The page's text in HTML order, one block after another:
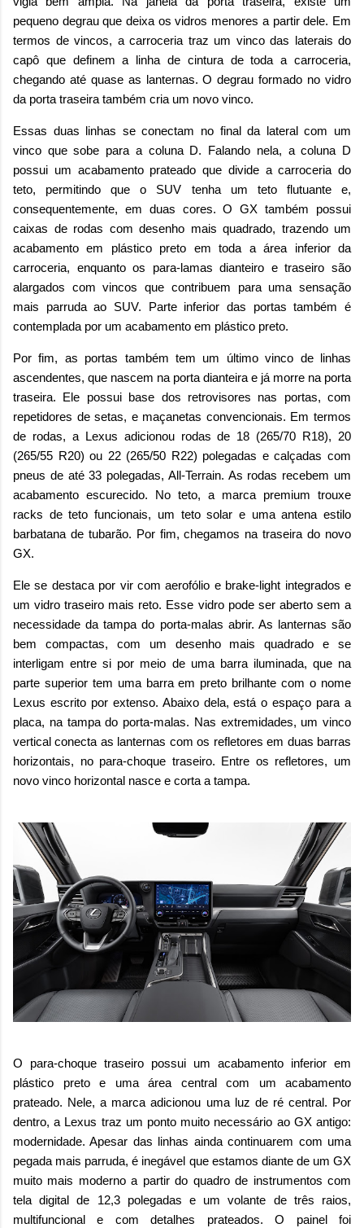
pequeno degrau que deixa os vidros menores a partir dele. Em
termos de vincos, a carroceria traz um vinco das laterais do
capô que definem a linha de cintura de toda a carroceria,
chegando até quase as lanternas. O degrau formado no vidro
da porta traseira também cria um novo vinco.
Essas duas linhas se conectam no final da lateral com um
vinco que sobe para a coluna D. Falando nela, a coluna D
possui um acabamento prateado que divide a carroceria do
teto, permitindo que o SUV tenha um teto flutuante e,
consequentemente, em duas cores. O GX também possui
caixas de rodas com desenho mais quadrado, trazendo um
acabamento em plástico preto em toda a área inferior da
carroceria, enquanto os para-lamas dianteiro e traseiro são
alargados com vincos que contribuem para uma sensação
mais parruda ao SUV. Parte inferior das portas também é
contemplada por um acabamento em plástico preto.
Por fim, as portas também tem um último vinco de linhas
ascendentes, que nascem na porta dianteira e já morre na porta
traseira. Ele possui base dos retrovisores nas portas, com
repetidores de setas, e maçanetas convencionais. Em termos
de rodas, a Lexus adicionou rodas de 18 (265/70 R18), 20
(265/55 R20) ou 22 (265/50 R22) polegadas e calçadas com
pneus de até 33 polegadas, All-Terrain. As rodas recebem um
acabamento escurecido. No teto, a marca premium trouxe
racks de teto funcionais, um teto solar e uma antena estilo
barbatana de tubarão. Por fim, chegamos na traseira do novo
GX.
Ele se destaca por vir com aerofólio e brake-light integrados e
um vidro traseiro mais reto. Esse vidro pode ser aberto sem a
necessidade da tampa do porta-malas abrir. As lanternas são
bem compactas, com um desenho mais quadrado e se
interligam entre si por meio de uma barra iluminada, que na
parte superior tem uma barra em preto brilhante com o nome
Lexus escrito por extenso. Abaixo dela, está o espaço para a
placa, na tampa do porta-malas. Nas extremidades, um vinco
vertical conecta as lanternas com os refletores em duas barras
horizontais, no para-choque traseiro. Entre os refletores, um
novo vinco horizontal nasce e corta a tampa.
O para-choque traseiro possui um acabamento inferior em
plástico preto e uma área central com um acabamento
prateado. Nele, a marca adicionou uma luz de ré central. Por
dentro, a Lexus traz um ponto muito necessário ao GX antigo:
modernidade. Apesar das linhas ainda continuarem com uma
pegada mais parruda, é inegável que estamos diante de um GX
muito mais moderno a partir do quadro de instrumentos com
tela digital de 12,3 polegadas e um volante de três raios,
multifuncional e com detalhes prateados. O painel foi